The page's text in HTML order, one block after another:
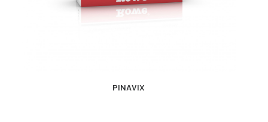
MÁS INFORMACIÓN
PINAVIX